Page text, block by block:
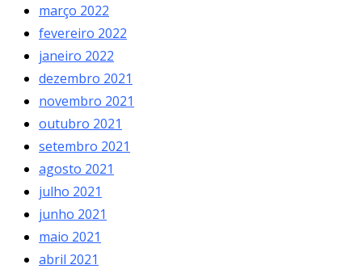
março 2022
fevereiro 2022
janeiro 2022
dezembro 2021
novembro 2021
outubro 2021
setembro 2021
agosto 2021
julho 2021
junho 2021
maio 2021
abril 2021